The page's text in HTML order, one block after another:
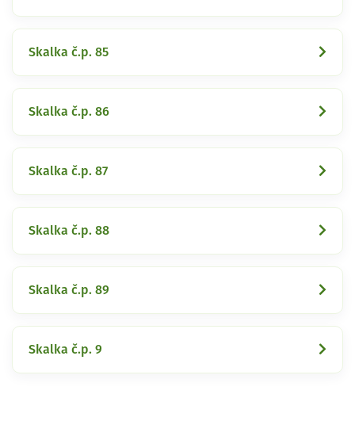
Skalka č.p. 85
Skalka č.p. 86
Skalka č.p. 87
Skalka č.p. 88
Skalka č.p. 89
Skalka č.p. 9